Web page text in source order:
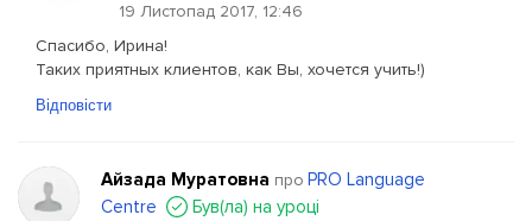
19 Листопад 2017, 12:46
Спасибо, Ирина!
Таких приятных клиентов, как Вы, хочется учить!)
Відповісти
Айзада Муратовна про PRO Language
Centre
Був(ла) на уроці